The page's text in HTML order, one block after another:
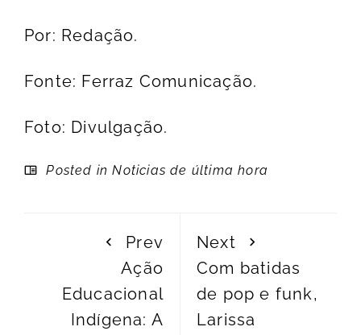
Por: Redação.
Fonte: Ferraz Comunicação.
Foto: Divulgação.
Posted inNoticias de última hora
Prev
Ação
Educacional
Indígena: A
Next
Com batidas
de pop e funk,
Larissa